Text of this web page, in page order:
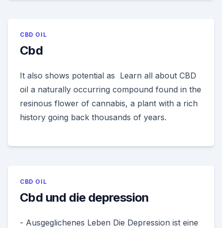
CBD OIL
Cbd
It also shows potential as Learn all about CBD
oil a naturally occurring compound found in the
resinous flower of cannabis, a plant with a rich
history going back thousands of years.
CBD OIL
Cbd und die depression
- Ausgeglichenes Leben Die Depression ist eine